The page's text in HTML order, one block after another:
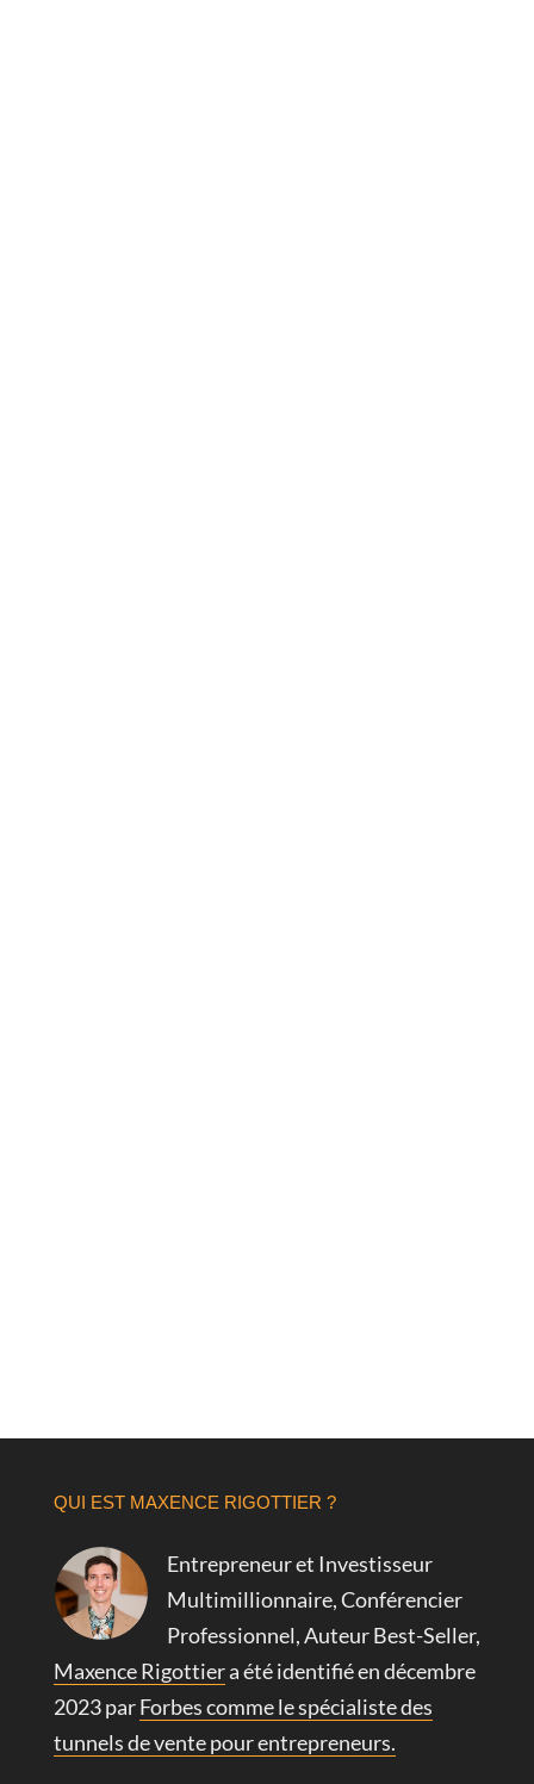
QUI EST MAXENCE RIGOTTIER ?
Entrepreneur et Investisseur
Multimillionnaire, Conférencier
Professionnel, Auteur Best-Seller,
Maxence Rigottiera été identifié en décembre
2023 parForbes comme le spécialiste des
tunnels de vente pour entrepreneurs.